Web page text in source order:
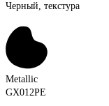
Черный, текстура
Metallic
GX012PE